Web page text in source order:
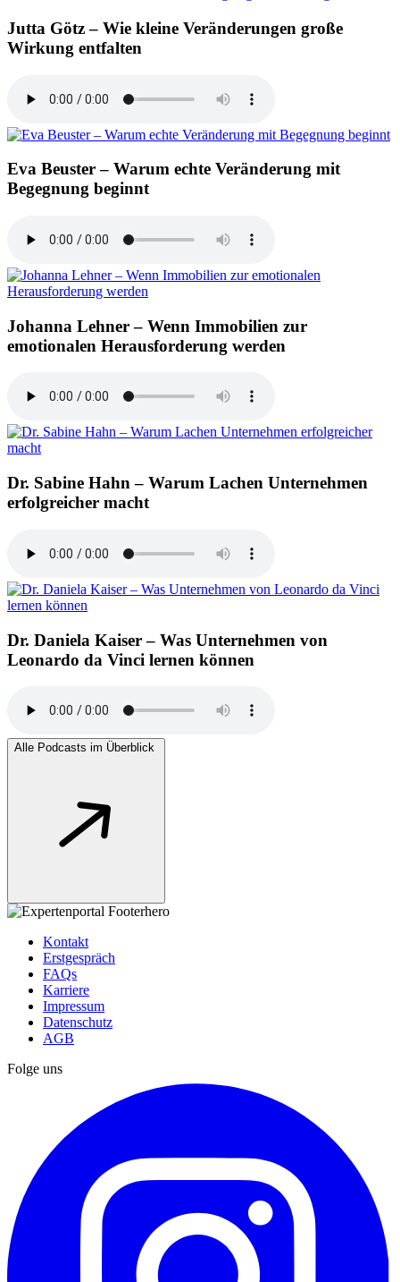
Jutta Götz – Wie kleine Veränderungen große
Wirkung entfalten
Eva Beuster – Warum echte Veränderung mit
Begegnung beginnt
Johanna Lehner – Wenn Immobilien zur
emotionalen Herausforderung werden
Dr. Sabine Hahn – Warum Lachen Unternehmen
erfolgreicher macht
Dr. Daniela Kaiser – Was Unternehmen von
Leonardo da Vinci lernen können
Alle Podcasts im Überblick
Kontakt
Erstgespräch
FAQs
Karriere
Impressum
Datenschutz
AGB
Folge uns